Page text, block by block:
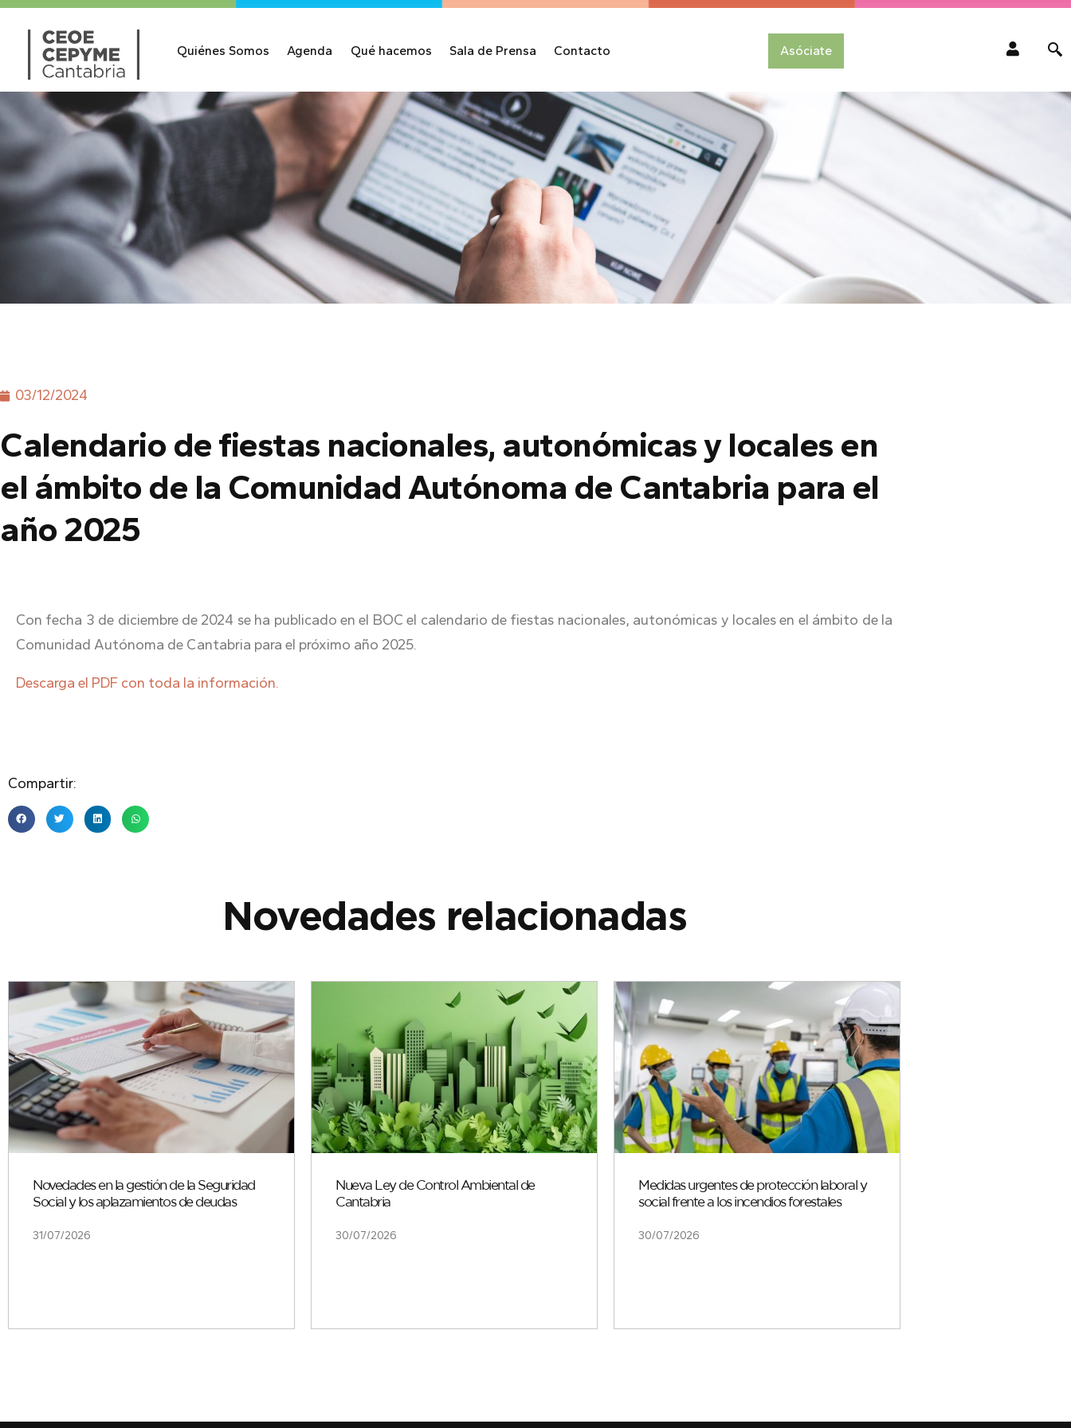
Quiénes Somos Agenda Qué hacemos Sala de Prensa Contacto Asóciate
03/12/2024
Calendario de fiestas nacionales, autonómicas y locales en
el ámbito de la Comunidad Autónoma de Cantabria para el
año 2025
Con fecha 3 de diciembre de 2024 se ha publicado en el BOC el calendario de fiestas nacionales, autonómicas y locales en el ámbito de la
Comunidad Autónoma de Cantabria para el próximo año 2025.
Descarga el PDF con toda la información.
Compartir:
Novedades relacionadas
Novedades en la gestión de la Seguridad
Social y los aplazamientos de deudas
31/07/2026
Nueva Ley de Control Ambiental de
Cantabria
30/07/2026
Medidas urgentes de protección laboral y
social frente a los incendios forestales
30/07/2026